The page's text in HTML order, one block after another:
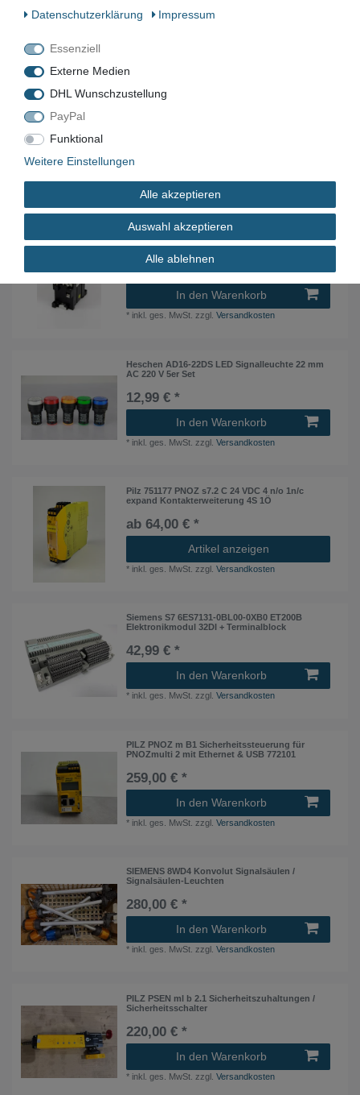
1.300,00 € *
inkl. ges. MwSt. zzgl.
Hilfsschütz 230 VAC / 5 A Spule 24 VDC
5,99 € *
In den Warenkorb
* inkl. ges. MwSt. zzgl.Versandkosten
Heschen AD16-22DS LED Signalleuchte 22 mm
AC 220 V 5er Set
12,99 € *
In den Warenkorb
* inkl. ges. MwSt. zzgl.Versandkosten
Pilz 751177 PNOZ s7.2 C 24 VDC 4 n/o 1n/c
expand Kontakterweiterung 4S 1Ö
ab 64,00 € *
Artikel anzeigen
* inkl. ges. MwSt. zzgl.Versandkosten
Siemens S7 6ES7131-0BL00-0XB0 ET200B
Elektronikmodul 32DI + Terminalblock
42,99 € *
In den Warenkorb
* inkl. ges. MwSt. zzgl.Versandkosten
PILZ PNOZ m B1 Sicherheitssteuerung für
PNOZmulti 2 mit Ethernet & USB 772101
259,00 € *
In den Warenkorb
* inkl. ges. MwSt. zzgl.Versandkosten
SIEMENS 8WD4 Konvolut Signalsäulen /
Signalsäulen-Leuchten
280,00 € *
In den Warenkorb
* inkl. ges. MwSt. zzgl.Versandkosten
PILZ PSEN ml b 2.1 Sicherheitszuhaltungen /
Sicherheitsschalter
220,00 € *
In den Warenkorb
* inkl. ges. MwSt. zzgl.Versandkosten
Daten­schutz­erklärung Impressum
Essenziell
Externe Medien
DHL Wunschzustellung
PayPal
Funktional
Weitere Einstellungen
Alle akzeptieren
Auswahl akzeptieren
Alle ablehnen